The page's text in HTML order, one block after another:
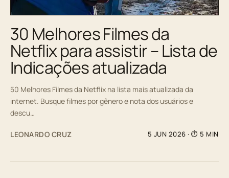
30 Melhores Filmes da
Netflix para assistir – Lista de
Indicações atualizada
50 Melhores Filmes da Netflix na lista mais atualizada da
internet. Busque filmes por gênero e nota dos usuários e
descu…
LEONARDO CRUZ 5 JUN 2026 · ⏱ 5 MIN